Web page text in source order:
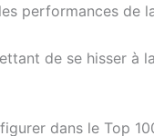
performances de
de se hisser à
dans le Top